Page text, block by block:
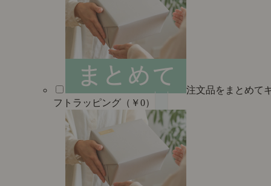
注文品をまとめて
フトラッピング（￥0）